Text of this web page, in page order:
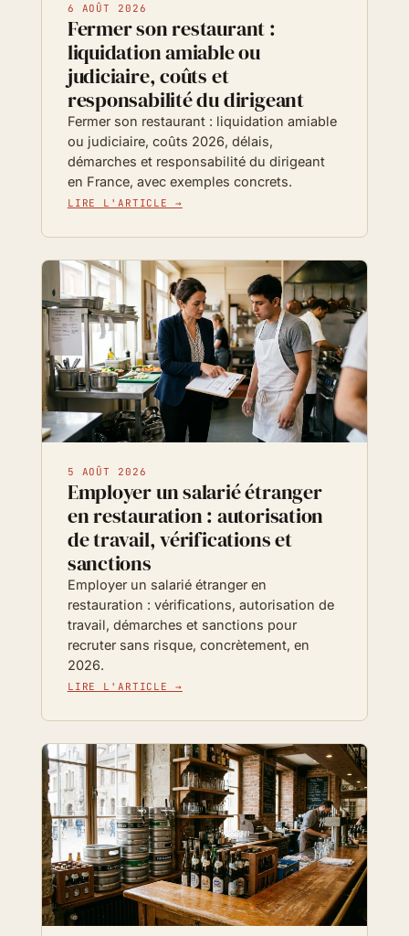
6 AOÛT 2026
Fermer son restaurant :
liquidation amiable ou
judiciaire, coûts et
responsabilité du dirigeant
Fermer son restaurant : liquidation amiable
ou judiciaire, coûts 2026, délais,
démarches et responsabilité du dirigeant
en France, avec exemples concrets.
LIRE L'ARTICLE →
5 AOÛT 2026
Employer un salarié étranger
en restauration : autorisation
de travail, vérifications et
sanctions
Employer un salarié étranger en
restauration : vérifications, autorisation de
travail, démarches et sanctions pour
recruter sans risque, concrètement, en
2026.
LIRE L'ARTICLE →